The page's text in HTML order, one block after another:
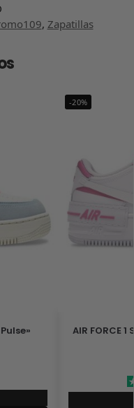
, Zapatillas
-20%
AIR FORCE